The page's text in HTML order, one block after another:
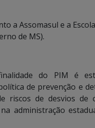
a Assomasul e a
de MS).
do PIM é
de prevenção e
riscos de desvios de
administração